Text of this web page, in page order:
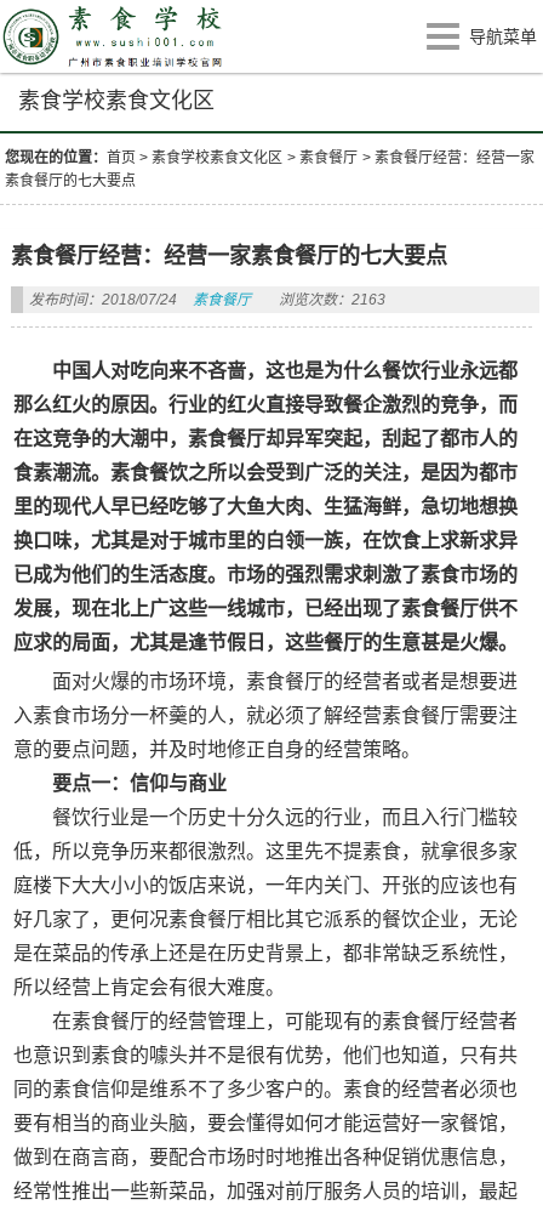
导航菜单
素食学校素食文化区
您现在的位置：首页 >素食学校素食文化区 >素食餐厅 >素食餐厅经营：经营一家
素食餐厅的七大要点
素食餐厅经营：经营一家素食餐厅的七大要点
发布时间：2018/07/24 素食餐厅 浏览次数：2163
中国人对吃向来不吝啬，这也是为什么餐饮行业永远都
那么红火的原因。行业的红火直接导致餐企激烈的竞争，而
在这竞争的大潮中，素食餐厅却异军突起，刮起了都市人的
食素潮流。素食餐饮之所以会受到广泛的关注，是因为都市
里的现代人早已经吃够了大鱼大肉、生猛海鲜，急切地想换
换口味，尤其是对于城市里的白领一族，在饮食上求新求异
已成为他们的生活态度。市场的强烈需求刺激了素食市场的
发展，现在北上广这些一线城市，已经出现了素食餐厅供不
应求的局面，尤其是逢节假日，这些餐厅的生意甚是火爆。
面对火爆的市场环境，素食餐厅的经营者或者是想要进
入素食市场分一杯羹的人，就必须了解经营素食餐厅需要注
意的要点问题，并及时地修正自身的经营策略。
要点一：信仰与商业
餐饮行业是一个历史十分久远的行业，而且入行门槛较
低，所以竞争历来都很激烈。这里先不提素食，就拿很多家
庭楼下大大小小的饭店来说，一年内关门、开张的应该也有
好几家了，更何况素食餐厅相比其它派系的餐饮企业，无论
是在菜品的传承上还是在历史背景上，都非常缺乏系统性，
所以经营上肯定会有很大难度。
在素食餐厅的经营管理上，可能现有的素食餐厅经营者
也意识到素食的噱头并不是很有优势，他们也知道，只有共
同的素食信仰是维系不了多少客户的。素食的经营者必须也
要有相当的商业头脑，要会懂得如何才能运营好一家餐馆，
做到在商言商，要配合市场时时地推出各种促销优惠信息，
经常性推出一些新菜品，加强对前厅服务人员的培训，最起